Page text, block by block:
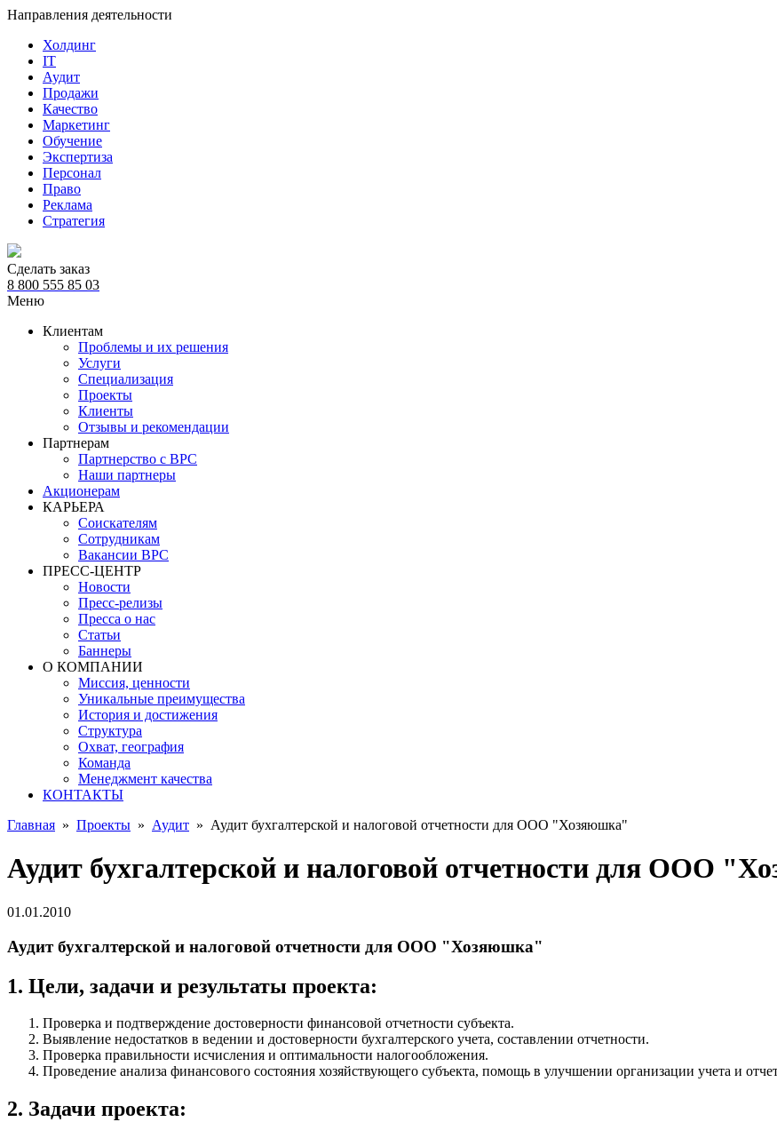
Направления деятельности
Холдинг
IT
Аудит
Продажи
Качество
Маркетинг
Обучение
Экспертиза
Персонал
Право
Реклама
Стратегия
Сделать заказ
8 800 555 85 03
Меню
Клиентам
Проблемы и их решения
Услуги
Специализация
Проекты
Клиенты
Отзывы и рекомендации
Партнерам
Партнерство с BPC
Наши партнеры
Акционерам
КАРЬЕРА
Соискателям
Сотрудникам
Вакансии BPC
ПРЕСС-ЦЕНТР
Новости
Пресс-релизы
Пресса о нас
Статьи
Баннеры
О КОМПАНИИ
Миссия, ценности
Уникальные преимущества
История и достижения
Структура
Охват, география
Команда
Менеджмент качества
КОНТАКТЫ
Главная » Проекты » Аудит » Аудит бухгалтерской и налоговой отчетности для ООО "Хозяюшка"
Аудит бухгалтерской и налоговой отчетности для ООО
01.01.2010
Аудит бухгалтерской и налоговой отчетности для ООО "Хозяюшка"
1. Цели, задачи и результаты проекта:
Проверка и подтверждение достоверности финансовой отчетности субъекта.
Выявление недостатков в ведении и достоверности бухгалтерского учета, составлении отчетности.
Проверка правильности исчисления и оптимальности налогообложения.
Проведение анализа финансового состояния хозяйствующего субъекта, помощь в улучшении организации учета и
2. Задачи проекта: